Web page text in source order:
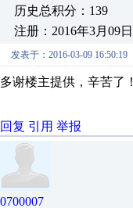
历史总积分：139
注册：2016年3月09日
发表于：2016-03-09 16:50:19
多谢楼主提供，辛苦了！
回复 引用 举报
0700007